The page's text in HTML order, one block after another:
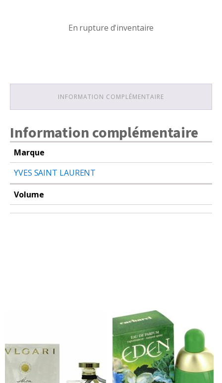
En rupture d'inventaire
INFORMATION COMPLÉMENTAIRE
Information complémentaire
Marque
YVES SAINT LAURENT
Volume